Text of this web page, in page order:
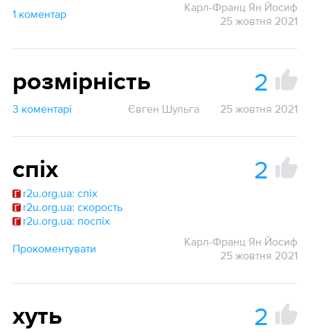
1 коментар
Карл-Франц Ян Йосиф
25 жовтня 2021
розмірність 2
3 коментарі Євген Шульга 25 жовтня 2021
спіх 2
r2u.org.ua: спіх
r2u.org.ua: скорость
r2u.org.ua: поспіх
Прокоментувати
Карл-Франц Ян Йосиф
25 жовтня 2021
хуть 2